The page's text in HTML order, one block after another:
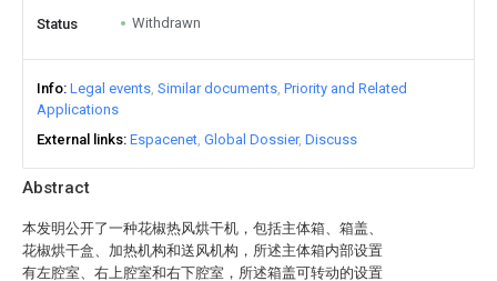
Abstract
本发明公开了一种花椒热风烘干机，包括主体箱、箱盖、
花椒烘干盒、加热机构和送风机构，所述主体箱内部设置
有左腔室、右上腔室和右下腔室，所述箱盖可转动的设置
Status Withdrawn
Info Legal events Similar documents Priority and Related
Applications
External links Espacenet Global Dossier Discuss